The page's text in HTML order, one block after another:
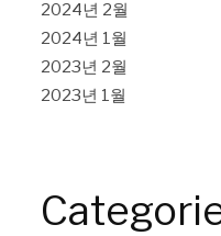
2024년 2월
2024년 1월
2023년 2월
2023년 1월